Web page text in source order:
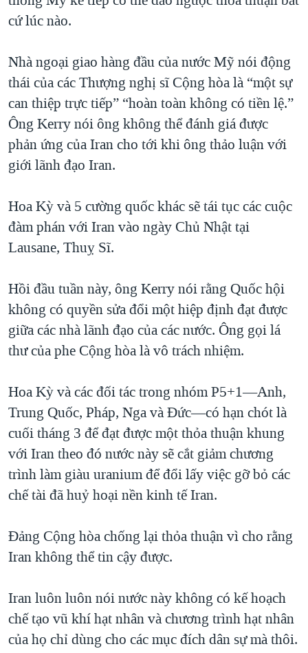
cứ lúc nào.
Nhà ngoại giao hàng đầu của nước Mỹ nói động
thái của các Thượng nghị sĩ Cộng hòa là “một sự
can thiệp trực tiếp” “hoàn toàn không có tiền lệ.”
Ông Kerry nói ông không thể đánh giá được
phản ứng của Iran cho tới khi ông thảo luận với
giới lãnh đạo Iran.
Hoa Kỳ và 5 cường quốc khác sẽ tái tục các cuộc
đàm phán với Iran vào ngày Chủ Nhật tại
Lausane, Thuỵ Sĩ.
Hồi đầu tuần này, ông Kerry nói rằng Quốc hội
không có quyền sửa đổi một hiệp định đạt được
giữa các nhà lãnh đạo của các nước. Ông gọi lá
thư của phe Cộng hòa là vô trách nhiệm.
Hoa Kỳ và các đối tác trong nhóm P5+1—Anh,
Trung Quốc, Pháp, Nga và Đức—có hạn chót là
cuối tháng 3 để đạt được một thỏa thuận khung
với Iran theo đó nước này sẽ cắt giảm chương
trình làm giàu uranium để đổi lấy việc gỡ bỏ các
chế tài đã huỷ hoại nền kinh tế Iran.
Đảng Cộng hòa chống lại thỏa thuận vì cho rằng
Iran không thể tin cậy được.
Iran luôn luôn nói nước này không có kế hoạch
chế tạo vũ khí hạt nhân và chương trình hạt nhân
của họ chỉ dùng cho các mục đích dân sự mà thôi.